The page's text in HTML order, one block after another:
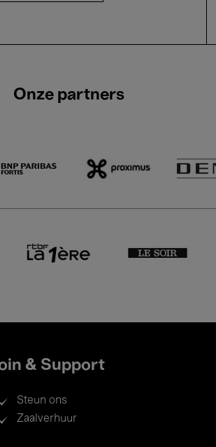
Onze partners
& Support
Steun ons
Zaalverhuur